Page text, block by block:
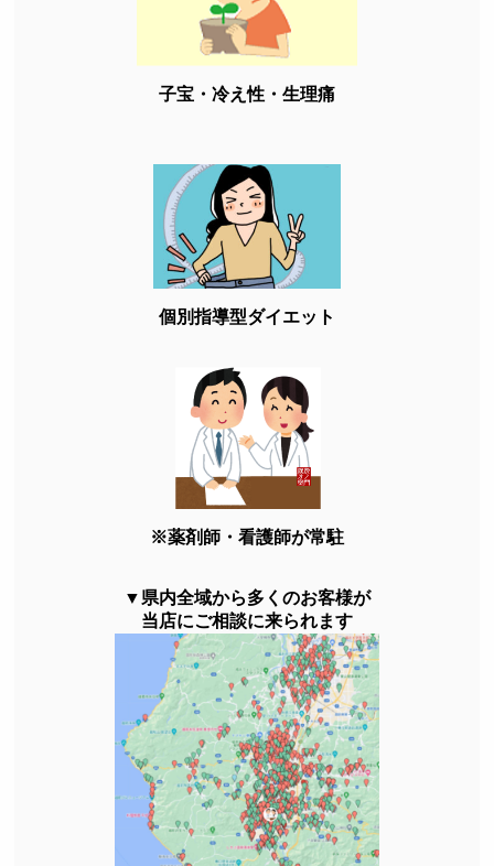
子宝・冷え性・生理痛
個別指導型ダイエット
※薬剤師・看護師が常駐
▼県内全域から多くのお客様が
当店にご相談に来られます